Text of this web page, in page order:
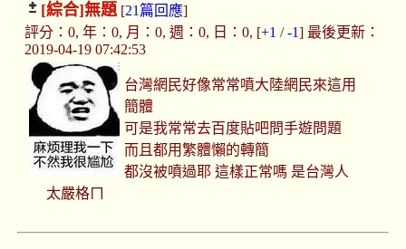
[綜合]無題[21篇回應]
評分：0, 年：0, 月：0, 週：0, 日：0, [+1 /-1] 最後更新：
2019-04-19 07:42:53
台灣網民好像常常噴大陸網民來這用
簡體
可是我常常去百度貼吧問手遊問題
而且都用繁體懶的轉簡
都沒被噴過耶 這樣正常嗎 是台灣人
太嚴格ㄇ